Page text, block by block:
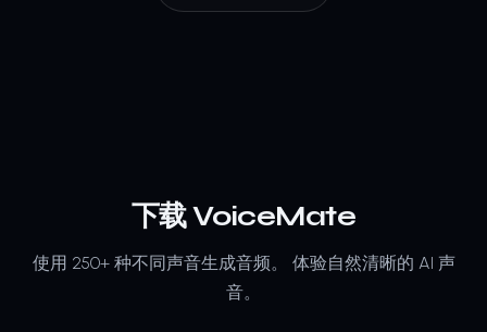
下载 VoiceMate
使用 250+ 种不同声音生成音频。
体验自然清晰的 AI 声
音。